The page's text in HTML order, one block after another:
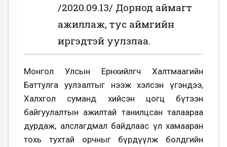
/2020.09.13/ Дорнод аймагт
ажиллаж, тус аймгийн
иргэдтэй уулзлаа.
Монгол Улсын Ерөнхийлөгч Халтмаагийн
Баттулга уулзалтыг нээж хэлсэн үгэндээ,
Халхгол суманд хийсэн цогц бүтээн
байгуулалтын ажилтай танилцсан талаараа
дурдаж, алслагдмал байдлаас үл хамааран
тохь тухтай орчныг бүрдүүлж болдгийн